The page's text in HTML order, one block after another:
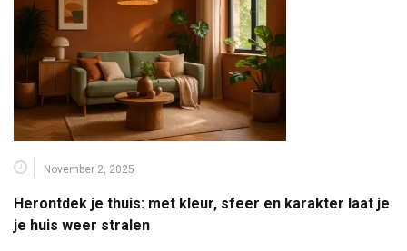
November 2, 2025
Herontdek je thuis: met kleur, sfeer en karakter laat je
je huis weer stralen